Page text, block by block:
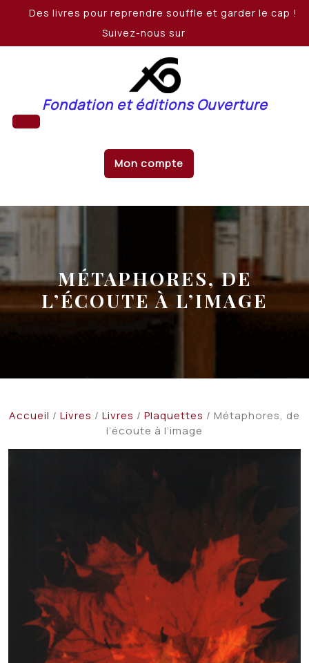
Des livres pour reprendre souffle et garder le cap !
Suivez-nous sur
Fondation et éditions Ouverture
Mon compte
MÉTAPHORES, DE
L’ÉCOUTE À L’IMAGE
Accueil / Livres / Livres / Plaquettes / Métaphores, de
l’écoute à l’image